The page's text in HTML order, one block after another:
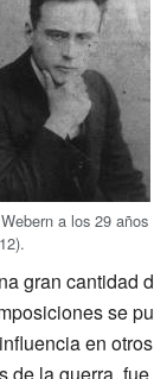
a los 29 años
gran cantidad
se
en